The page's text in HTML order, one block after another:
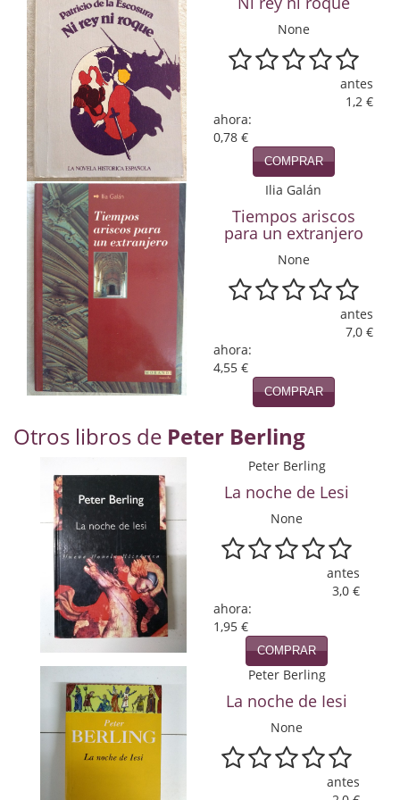
Infantil y juvenil. Nuevo!!
Infantil y juvenil. Nuevo!!!
Informática
Literatura fantástica
Literatura hispanoamericana
Local
Mafia y espionaje
Matemáticas
Medicina
Música
Novela Extranjera
Novela fantástica
Novela histórica
Novela negra
Novela romántica
Otros idiomas
Papás, Mamás, bebés...
Papás, Mamás, Bebés...
Papás, Mamás, Bebés…
None
antes
1,2 €
ahora:
0,78 €
COMPRAR
Ilia Galán
Tiempos ariscos
para un extranjero
None
antes
7,0 €
ahora:
4,55 €
COMPRAR
Otros libros de Peter Berling
Peter Berling
La noche de Lesi
None
antes
3,0 €
ahora:
1,95 €
COMPRAR
Peter Berling
La noche de Iesi
None
antes